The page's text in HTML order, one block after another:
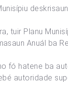
tuir Planu
Anuál ba
fó hatene ba
autoridade